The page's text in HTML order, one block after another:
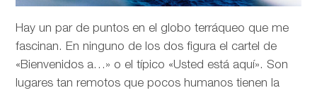
Hay un par de puntos en el globo terráqueo que me
fascinan. En ninguno de los dos figura el cartel de
«Bienvenidos a…» o el típico «Usted está aquí». Son
lugares tan remotos que pocos humanos tienen la